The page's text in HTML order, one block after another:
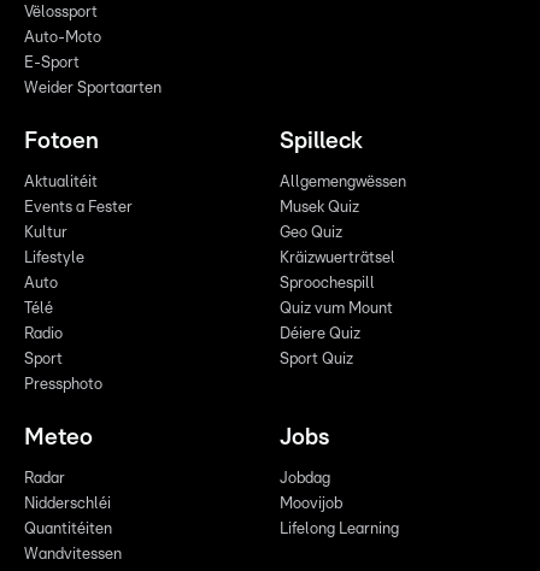
Vëlossport
Auto-Moto
E-Sport
Weider Sportaarten
Fotoen
Aktualitéit
Events a Fester
Kultur
Lifestyle
Auto
Télé
Radio
Sport
Pressphoto
Spilleck
Allgemengwëssen
Musek Quiz
Geo Quiz
Kräizwuerträtsel
Sproochespill
Quiz vum Mount
Déiere Quiz
Sport Quiz
Meteo
Radar
Nidderschléi
Quantitéiten
Wandvitessen
Jobs
Jobdag
Moovijob
Lifelong Learning